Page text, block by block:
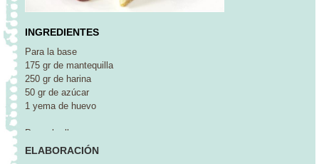
INGREDIENTES
Para la base
175 gr de mantequilla
250 gr de harina
50 gr de azúcar
1 yema de huevo
Para el relleno
150 gr de queso crema
ELABORACIÓN